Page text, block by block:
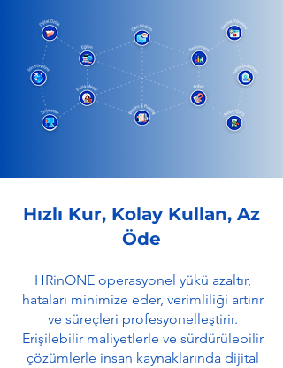
Hızlı Kur, Kolay Kullan, Az
Öde
HRinONE operasyonel yükü azaltır,
hataları minimize eder, verimliliği artırır
ve süreçleri profesyonelleştirir.
Erişilebilir maliyetlerle ve sürdürülebilir
çözümlerle insan kaynaklarında dijital